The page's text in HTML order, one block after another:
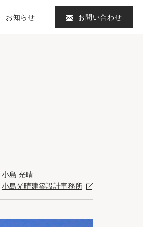
お知らせ お問い合わせ
小島 光晴
小島光晴建築設計事務所